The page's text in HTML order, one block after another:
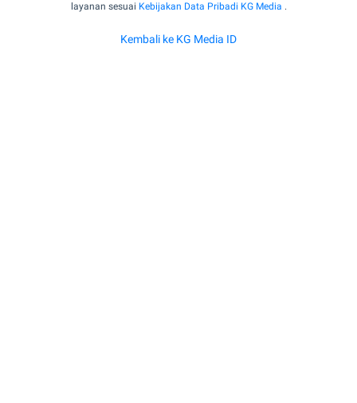
layanan sesuai Kebijakan Data Pribadi KG Media .
Kembali ke KG Media ID